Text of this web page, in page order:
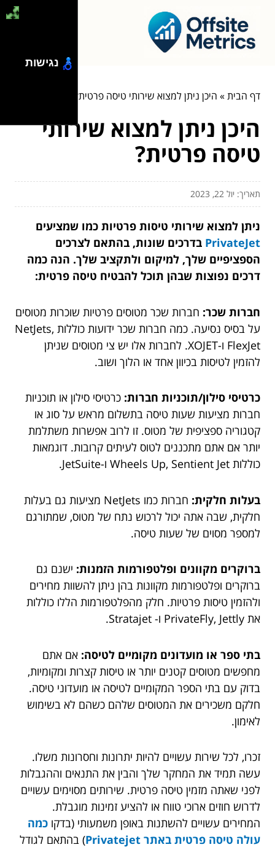
דף הבית» היכן ניתן למצוא שירותי טיסה פרטית?
היכן ניתן למצוא שירותי
טיסה פרטית?
תאריך: יול 22, 2023
ניתן למצוא שירותי טיסות פרטיות כמו שמציעים
PrivateJet בדרכים שונות, בהתאם לצרכים
הספציפיים שלך, למיקום ולתקציב שלך. הנה כמה
דרכים נפוצות שבהן תוכל להבטיח טיסה פרטית:
חברות שכר: חברות שכר מטוסים פרטיות שוכרות מטוסים
על בסיס נסיעה. כמה חברות שכר ידועות כוללות NetJets,
FlexJet ו-XOJET. לחברות אלו יש צי מטוסים שניתן
להזמין לטיסות בכיוון אחד או הלוך ושוב.
כרטיסי סילון/תוכניות חברות: כרטיסי סילון או תוכניות
חברות מציעות שעות טיסה בתשלום מראש על סוג או
קטגוריה ספציפית של מטוס. זו לרוב אפשרות משתלמת
יותר אם אתם מתכננים לטוס לעיתים קרובות. דוגמאות
כוללות Wheels Up, Sentient Jet ו-JetSuite.
בעלות חלקית:
חברות כמו NetJets מציעות גם בעלות
חלקית, שבה אתה יכול לרכוש נתח של מטוס, שמתורגם
למספר מסוים של שעות טיסה.
ברוקרים מקוונים ופלטפורמות הזמנות: ישנם גם
ברוקרים ופלטפורמות מקוונות בהן ניתן להשוות מחירים
ולהזמין טיסות פרטיות. חלק מהפלטפורמות הללו כוללות
את PrivateFly, Jettly ו- Stratajet.
בתי ספר או מועדונים מקומיים לטיסה: אם אתם
מחפשים מטוסים קטנים יותר או טיסות קצרות ומקומיות,
בדוק עם בתי הספר המקומיים לטיסה או מועדוני טיסה.
חלקם משכירים את המטוסים שלהם כשהם לא בשימוש
לאימון.
זכרו, לכל שירות עשויים להיות יתרונות וחסרונות משלו.
עשה תמיד את המחקר שלך והבין את התנאים וההגבלות
לפני שאתה מזמין טיסה פרטית. שירותים מסוימים עשויים
לדרוש חוזים ארוכי טווח או להציע זמינות מוגבלת.
המחירים עשויים להשתנות באופן משמעותי (בדקו כמה
עולה טיסה פרטית באתר Privatejet
) בהתאם לגודל
נגישות